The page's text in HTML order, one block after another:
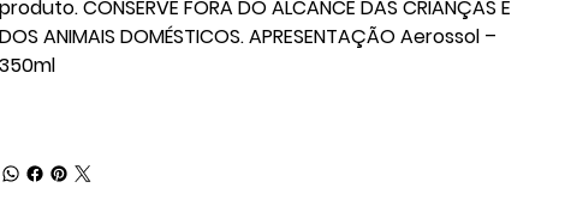
produto. CONSERVE FORA DO ALCANCE DAS CRIANÇAS E
DOS ANIMAIS DOMÉSTICOS. APRESENTAÇÃO Aerossol –
350ml